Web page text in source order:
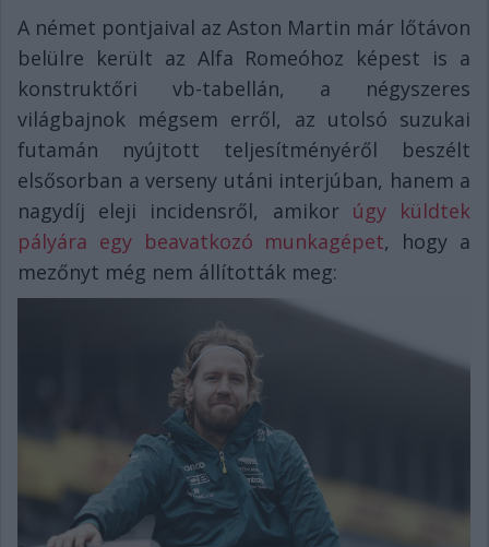
A német pontjaival az Aston Martin már lőtávon
belülre került az Alfa Romeóhoz képest is a
konstruktőri vb-tabellán, a négyszeres
világbajnok mégsem erről, az utolsó suzukai
futamán nyújtott teljesítményéről beszélt
elsősorban a verseny utáni interjúban, hanem a
nagydíj eleji incidensről, amikor úgy küldtek
pályára egy beavatkozó munkagépet, hogy a
mezőnyt még nem állították meg: